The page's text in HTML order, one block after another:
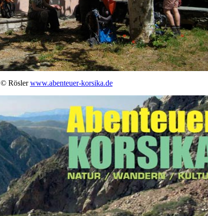
© Röslerwww.abenteuer-korsika.de